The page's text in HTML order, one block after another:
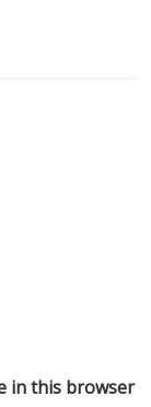
in this browser